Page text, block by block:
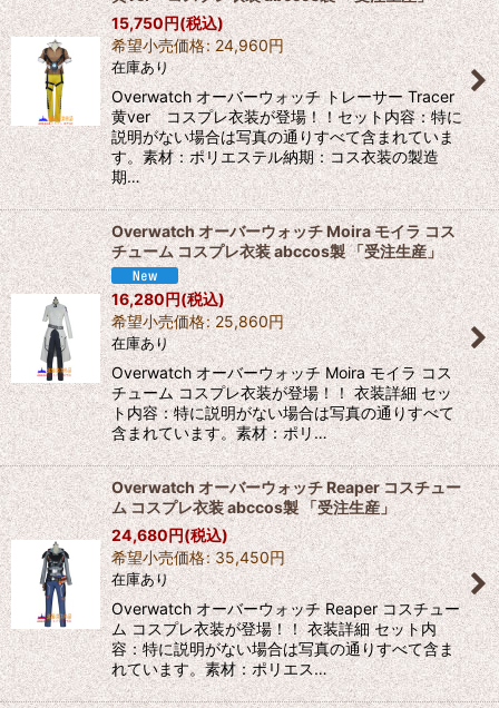
15,750円(税込)
希望小売価格: 24,960円
在庫あり
Overwatch オーバーウォッチ トレーサー Tracer
黄ver コスプレ衣装が登場！！セット内容：特に
説明がない場合は写真の通りすべて含まれていま
す。素材：ポリエステル納期：コス衣装の製造
期…
Overwatch オーバーウォッチ Moira モイラ コス
チューム コスプレ衣装 abccos製 「受注生産」
16,280円(税込)
希望小売価格: 25,860円
在庫あり
Overwatch オーバーウォッチ Moira モイラ コス
チューム コスプレ衣装が登場！！ 衣装詳細 セッ
ト内容：特に説明がない場合は写真の通りすべて
含まれています。素材：ポリ…
Overwatch オーバーウォッチ Reaper コスチュー
ム コスプレ衣装 abccos製 「受注生産」
24,680円(税込)
希望小売価格: 35,450円
在庫あり
Overwatch オーバーウォッチ Reaper コスチュー
ム コスプレ衣装が登場！！ 衣装詳細 セット内
容：特に説明がない場合は写真の通りすべて含ま
れています。素材：ポリエス…